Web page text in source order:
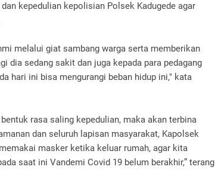
kepedulian kepolisian Polsek Kadugede agar
melalui giat sambang warga serta memberikan
dia sedang sakit dan juga kepada para pedagang
hari ini bisa mengurangi beban hidup ini," kata
rasa saling kepedulian, maka akan terbina
dan seluruh lapisan masyarakat, Kapolsek
masker ketika keluar rumah, agar kita
saat ini Vandemi Covid 19 belum berakhir,” terang